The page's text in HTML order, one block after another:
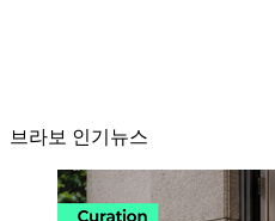
브라보 인기뉴스